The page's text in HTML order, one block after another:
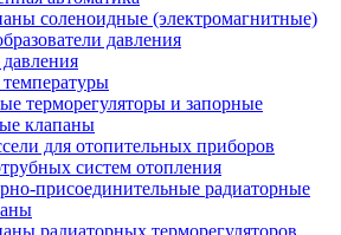
соленоидные (электромагнитные)
давления
температуры
терморегуляторы и запорные
клапаны
для отопительных приборов
систем отопления
присоединительные радиаторные
радиаторных терморегуляторов